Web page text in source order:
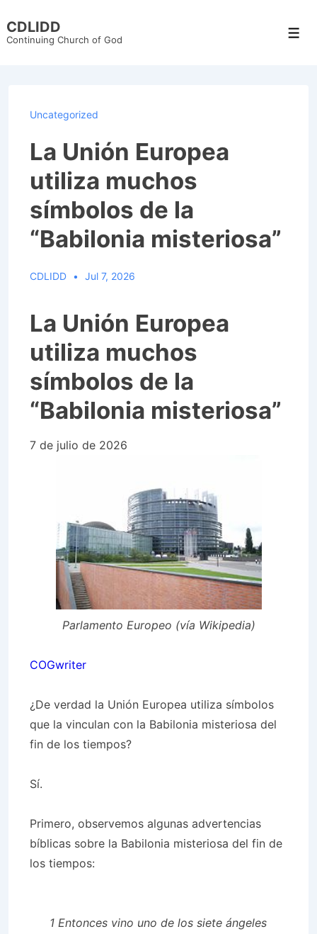
Skip
CDLIDD
Continuing Church of God
Uncategorized
La Unión Europea
utiliza muchos
símbolos de la
“Babilonia misteriosa”
CDLIDD Jul 7, 2026
La Unión Europea
utiliza muchos
símbolos de la
“Babilonia misteriosa”
7 de julio de 2026
Parlamento Europeo (vía Wikipedia)
COGwriter
¿De verdad la Unión Europea utiliza símbolos
que la vinculan con la Babilonia misteriosa del
fin de los tiempos?
Sí.
Primero, observemos algunas advertencias
bíblicas sobre la Babilonia misteriosa del fin de
los tiempos:
1 Entonces vino uno de los siete ángeles